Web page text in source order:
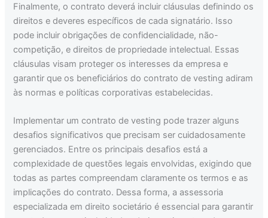
Finalmente, o contrato deverá incluir cláusulas definindo os
direitos e deveres específicos de cada signatário. Isso
pode incluir obrigações de confidencialidade, não-
competição, e direitos de propriedade intelectual. Essas
cláusulas visam proteger os interesses da empresa e
garantir que os beneficiários do contrato de vesting adiram
às normas e políticas corporativas estabelecidas.
Implementar um contrato de vesting pode trazer alguns
desafios significativos que precisam ser cuidadosamente
gerenciados. Entre os principais desafios está a
complexidade de questões legais envolvidas, exigindo que
todas as partes compreendam claramente os termos e as
implicações do contrato. Dessa forma, a assessoria
especializada em direito societário é essencial para garantir